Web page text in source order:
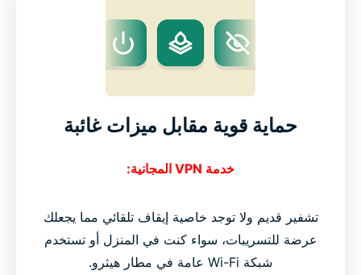
حماية قوية مقابل ميزات غائبة
خدمة VPN المجانية:
تشفير قديم ولا توجد خاصية إيقاف تلقائي مما يجعلك
عرضة للتسريبات، سواء كنت في المنزل أو تستخدم
شبكة Wi-Fi عامة في مطار هيثرو.